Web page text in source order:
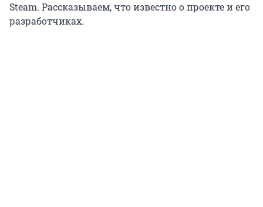
Steam. Рассказываем, что известно о проекте и его
разработчиках.